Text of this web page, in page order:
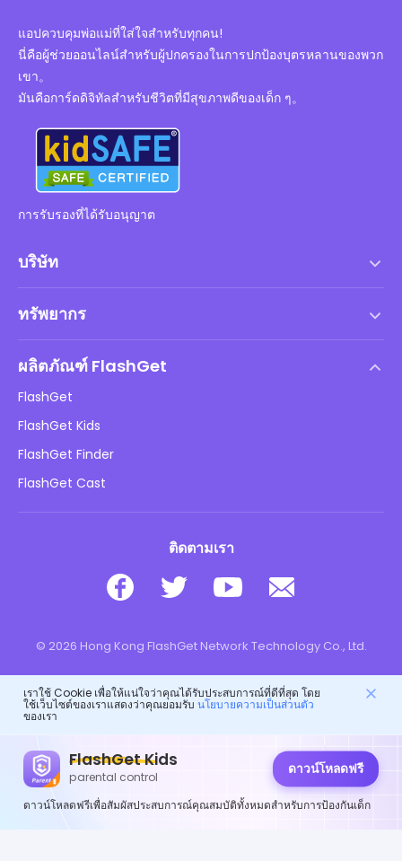
FlashGet Kids
parental control ดาวน์โหลดฟรี
ดาวน์โหลดฟรีเพื่อสัมผัสประสบการณ์คุณสมบัติทั้งหมดสำหรับการป้องกันเด็ก
แอปควบคุมพ่อแม่ที่ใส่ใจสำหรับทุกคน!
นี่คือผู้ช่วยออนไลน์สำหรับผู้ปกครองในการปกป้องบุตรหลานของพวก
เขา。
มันคือการ์ดดิจิทัลสำหรับชีวิตที่มีสุขภาพดีของเด็ก ๆ。
การรับรองที่ได้รับอนุญาต
บริษัท
นโยบาย DMCA
นโยบายความเป็นส่วนตัว
นโยบายการโฆษณา
อย่าขายข้อมูลของฉัน
ทรัพยากร
ความปลอดภัยของเด็กออนไลน์
ดาวน์โหลด
ผลิตภัณฑ์ FlashGet
FlashGet
FlashGet Kids
FlashGet Finder
FlashGet Cast
ติดตามเรา
© 2026 Hong Kong FlashGet Network Technology Co., Ltd.
เราใช้ Cookie เพื่อให้แน่ใจว่าคุณได้รับประสบการณ์ที่ดีที่สุด โดย
ใช้เว็บไซต์ของเราแสดงว่าคุณยอมรับ นโยบายความเป็นส่วนตัว
ของเรา